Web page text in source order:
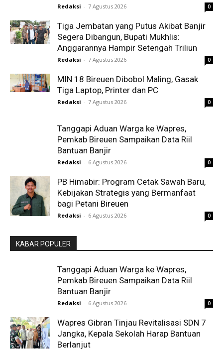
Redaksi - 7 Agustus 2026 0
Tiga Jembatan yang Putus Akibat Banjir
Segera Dibangun, Bupati Mukhlis:
Anggarannya Hampir Setengah Triliun
Redaksi - 7 Agustus 2026 0
MIN 18 Bireuen Dibobol Maling, Gasak
Tiga Laptop, Printer dan PC
Redaksi - 7 Agustus 2026 0
Tanggapi Aduan Warga ke Wapres,
Pemkab Bireuen Sampaikan Data Riil
Bantuan Banjir
Redaksi - 6 Agustus 2026 0
PB Himabir: Program Cetak Sawah Baru,
Kebijakan Strategis yang Bermanfaat
bagi Petani Bireuen
Redaksi - 6 Agustus 2026 0
KABAR POPULER
Tanggapi Aduan Warga ke Wapres,
Pemkab Bireuen Sampaikan Data Riil
Bantuan Banjir
Redaksi - 6 Agustus 2026 0
Wapres Gibran Tinjau Revitalisasi SDN 7
Jangka, Kepala Sekolah Harap Bantuan
Berlanjut